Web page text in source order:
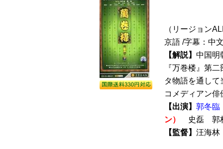
（リージョン
京語 /字幕：中
【解説】 中国明
『万巻楼』第
タ物語を通し
コメディアン
【出演】 郭冬臨
ン）
史磊 郭
【監督】 汪海